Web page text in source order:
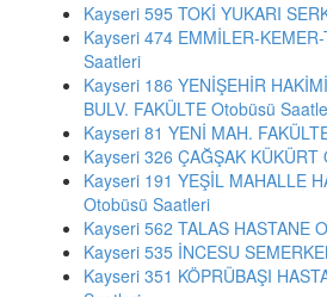
Kayseri 595 TOKİ YUKARI
Kayseri 474 EMMİLER-
Saatleri
Kayseri 186 YENİŞEHİR
BULV. FAKÜLTE Otobüsü
Kayseri 81 YENİ MAH.
Kayseri 326 ÇAĞŞAK
Kayseri 191 YEŞİL MAHALLE
Otobüsü Saatleri
Kayseri 562 TALAS HASTANE
Kayseri 535 İNCESU
Kayseri 351 KÖPRÜBAŞI